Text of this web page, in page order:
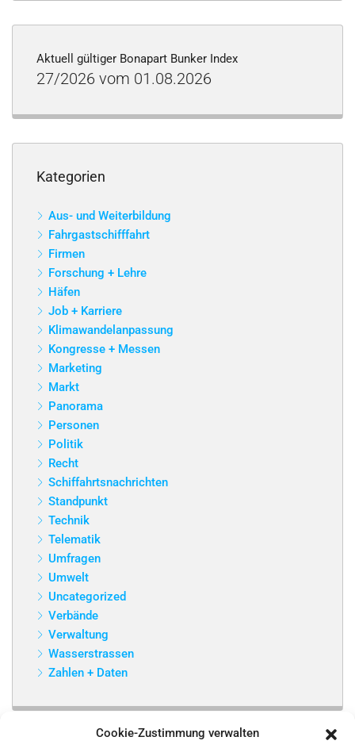
Cookie-Zustimmung verwalten
Aktuell gültiger Bonapart Bunker Index
27/2026 vom 01.08.2026
Kategorien
Aus- und Weiterbildung
Fahrgastschifffahrt
Firmen
Forschung + Lehre
Häfen
Job + Karriere
Klimawandelanpassung
Kongresse + Messen
Marketing
Markt
Panorama
Personen
Politik
Recht
Schiffahrtsnachrichten
Standpunkt
Technik
Telematik
Umfragen
Umwelt
Uncategorized
Verbände
Verwaltung
Wasserstrassen
Zahlen + Daten